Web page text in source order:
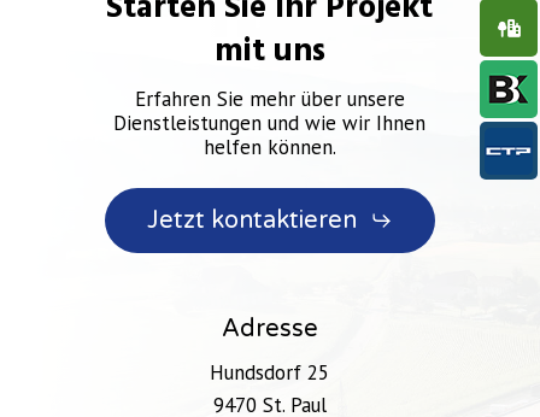
mit uns
Erfahren Sie mehr über unsere
Dienstleistungen und wie wir Ihnen
helfen können.
Jetzt kontaktieren
Adresse
Hundsdorf 25
9470 St. Paul